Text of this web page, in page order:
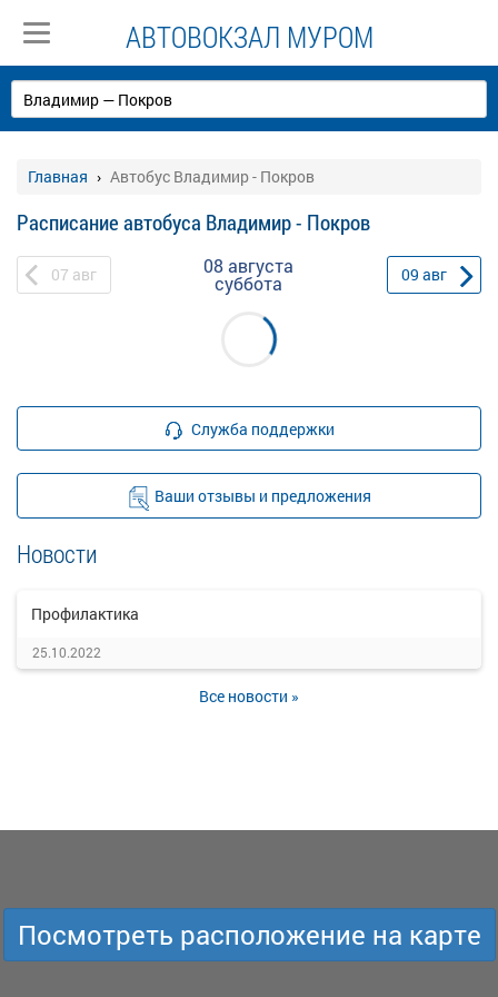
АВТОВОКЗАЛ МУРОМ
Главная Автобус Владимир - Покров
Расписание автобуса Владимир - Покров
07 авг 08 августа
суббота 09 авг
Служба поддержки
Ваши отзывы и предложения
Новости
Профилактика
25.10.2022
Все новости »
Посмотреть расположение на карте